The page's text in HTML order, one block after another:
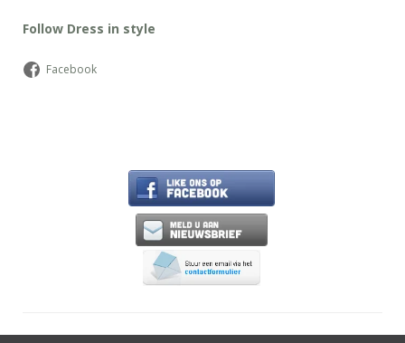
Follow Dress in style
Facebook